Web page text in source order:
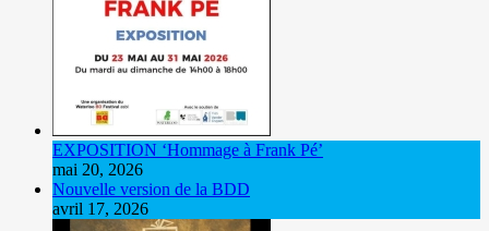
EXPOSITION ‘Hommage à Frank Pé’
mai 20, 2026
Nouvelle version de la BDD
avril 17, 2026